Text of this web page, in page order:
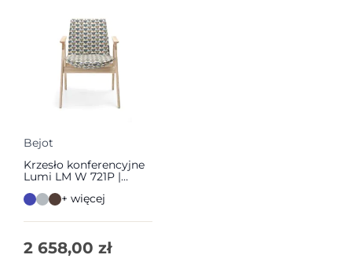
Bejot
Krzesło konferencyjne
Lumi LM W 721P |
+ więcej
2 658,00 zł